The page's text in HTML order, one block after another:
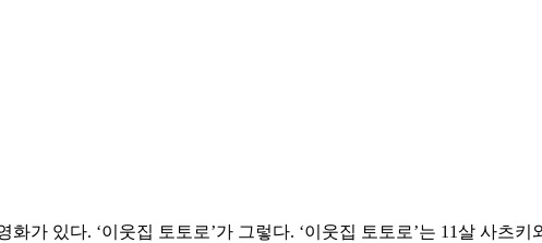
가 있다. ‘이웃집 토토로’가 그렇다. ‘이웃집 토토로’는 11살 사츠